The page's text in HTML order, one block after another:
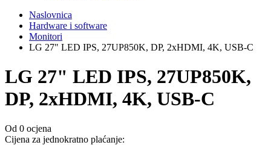
Naslovnica
Hardware i software
Monitori
LG 27" LED IPS, 27UP850K, DP, 2xHDMI, 4K, USB-C
LG 27" LED IPS, 27UP850K,
DP, 2xHDMI, 4K, USB-C
Od 0 ocjena
Cijena za jednokratno plaćanje: